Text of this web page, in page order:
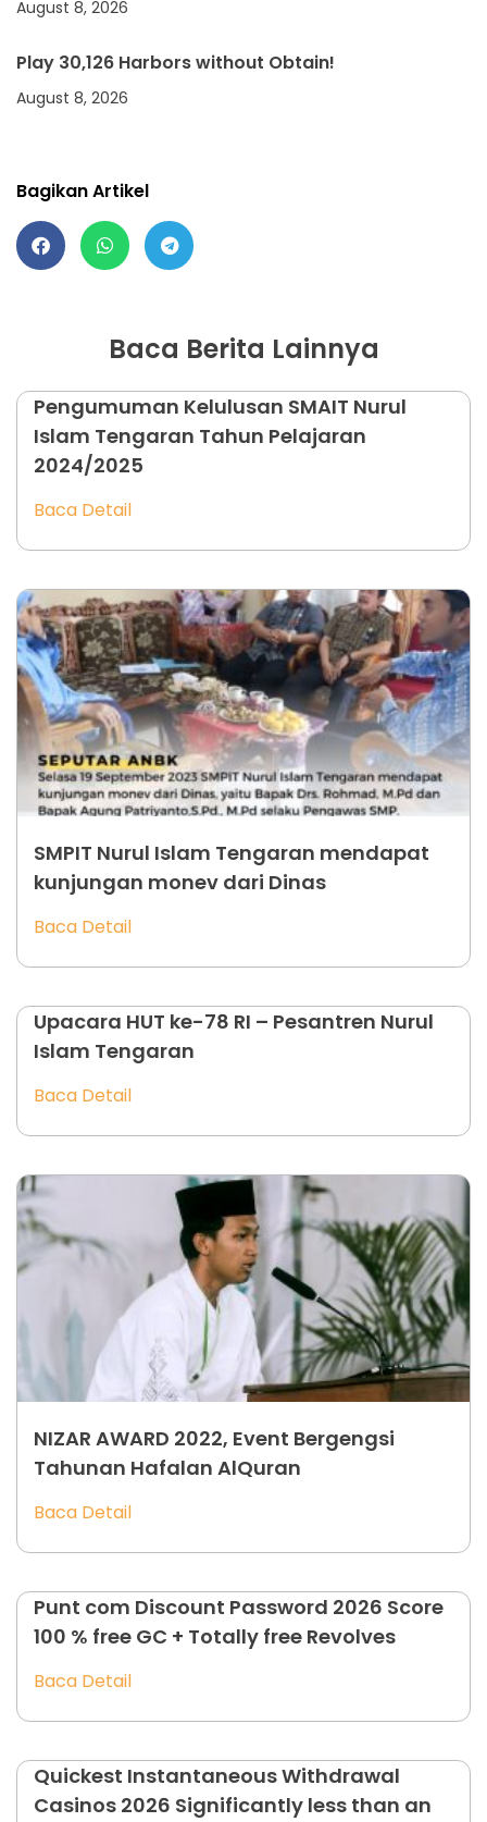
August 8, 2026
Play 30,126 Harbors without Obtain!
August 8, 2026
Bagikan Artikel
Baca Berita Lainnya
Pengumuman Kelulusan SMAIT Nurul
Islam Tengaran Tahun Pelajaran
2024/2025
Baca Detail
SMPIT Nurul Islam Tengaran mendapat
kunjungan monev dari Dinas
Baca Detail
Upacara HUT ke-78 RI – Pesantren Nurul
Islam Tengaran
Baca Detail
NIZAR AWARD 2022, Event Bergengsi
Tahunan Hafalan AlQuran
Baca Detail
Punt com Discount Password 2026 Score
100 % free GC + Totally free Revolves
Baca Detail
Quickest Instantaneous Withdrawal
Casinos 2026 Significantly less than an